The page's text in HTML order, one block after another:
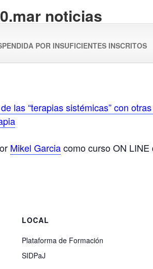
POR INSUFICIENTES INSCRITOS
las “terapias sistémicas” con
Mikel Garciacomo curso ON LINE
LOCAL
Plataforma de Formación
SIDPaJ